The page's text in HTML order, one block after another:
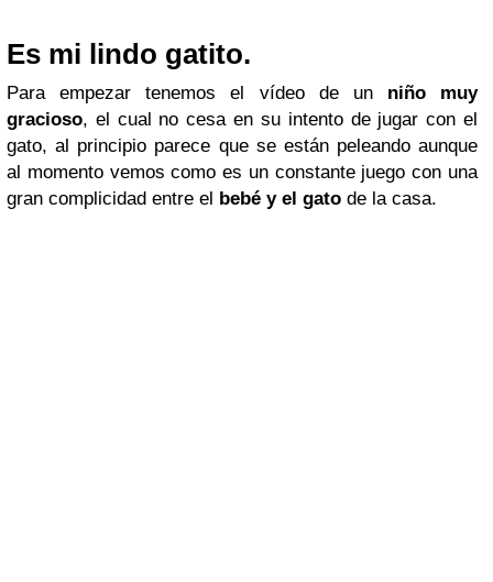
Es mi lindo gatito.
Para empezar tenemos el vídeo de un niño muy
gracioso, el cual no cesa en su intento de jugar con el
gato, al principio parece que se están peleando aunque
al momento vemos como es un constante juego con una
gran complicidad entre el
bebé y el gato de la casa.